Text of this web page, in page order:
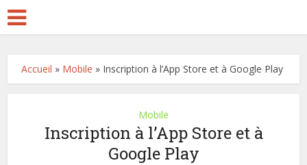
Accueil » Mobile » Inscription à l’App Store et à Google Play
Mobile
Inscription à l’App Store et à
Google Play